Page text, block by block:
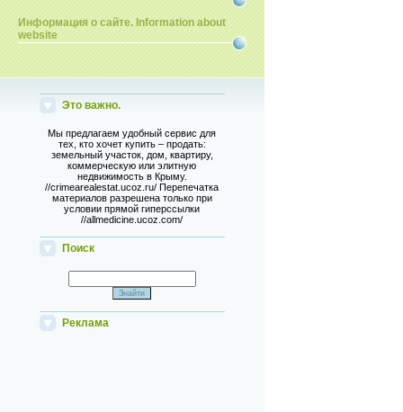
Информация о сайте. Information about
website
Это важно.
Мы предлагаем удобный сервис для
тех, кто хочет купить – продать:
земельный участок, дом, квартиру,
коммерческую или элитную
недвижимость в Крыму.
//crimearealestat.ucoz.ru/ Перепечатка
материалов разрешена только при
условии прямой гиперссылки
//allmedicine.ucoz.com/
Поиск
Реклама